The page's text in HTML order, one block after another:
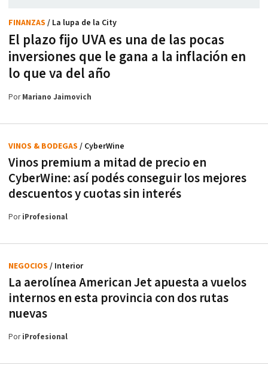
El plazo fijo UVA es una de las pocas
inversiones que le gana a la inflación en
lo que va del año
FINANZAS / La lupa de la City
PorMariano Jaimovich
Vinos premium a mitad de precio en
CyberWine: así podés conseguir los mejores
descuentos y cuotas sin interés
VINOS & BODEGAS / CyberWine
PoriProfesional
La aerolínea American Jet apuesta a vuelos
internos en esta provincia con dos rutas
nuevas
NEGOCIOS / Interior
PoriProfesional